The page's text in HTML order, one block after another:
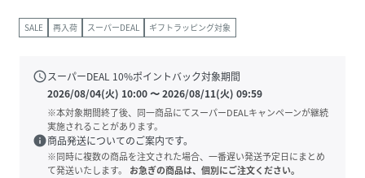
SALE 再入荷 スーパーDEAL ギフトラッピング対象
scheduleスーパーDEAL 10%ポイントバック対象期間
2026/08/04(火) 10:00〜2026/08/11(火) 09:59
※本対象期間終了後、同一商品にてスーパーDEALキャンペーンが継続
実施されることがあります。
info商品発送についてのご案内です。
※同時に複数の商品を注文された場合、一番遅い発送予定日にまとめ
て発送いたします。
お急ぎの商品は、個別にご注文ください。